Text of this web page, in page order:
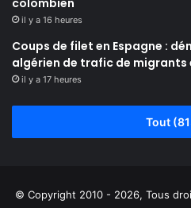
il y a 16 heures
Coups de filet en Espagne :
algérien de trafic de migrants
il y a 17 heures
Tout
© Copyright 2010 - 2026, Tous